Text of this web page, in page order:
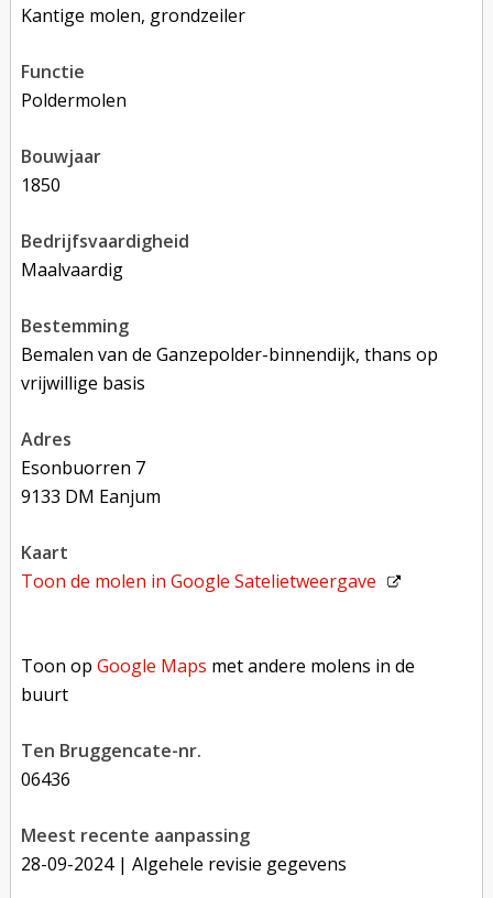
Kantige molen, grondzeiler
functie
poldermolen
bouwjaar
1850
bedrijfsvaardigheid
Maalvaardig
bestemming
Bemalen van de Ganzepolder-binnendijk, thans op
vrijwillige basis
adres
Esonbuorren 7
9133 DM Eanjum
kaart
Toon de molen inGoogle Satelietweergave
Toon opGoogle Maps met andere molens in de
buurt
Ten Bruggencate-nr.
06436
Meest recente aanpassing
28-09-2024| Algehele revisie gegevens